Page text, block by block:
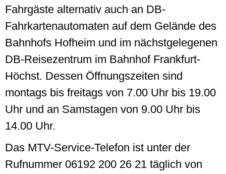
Fahrgäste alternativ auch an DB-
Fahrkartenautomaten auf dem Gelände des
Bahnhofs Hofheim und im nächstgelegenen
DB-Reisezentrum im Bahnhof Frankfurt-
Höchst. Dessen Öffnungszeiten sind
montags bis freitags von 7.00 Uhr bis 19.00
Uhr und an Samstagen von 9.00 Uhr bis
14.00 Uhr.
Das MTV-Service-Telefon ist unter der
Rufnummer 06192 200 26 21 täglich von